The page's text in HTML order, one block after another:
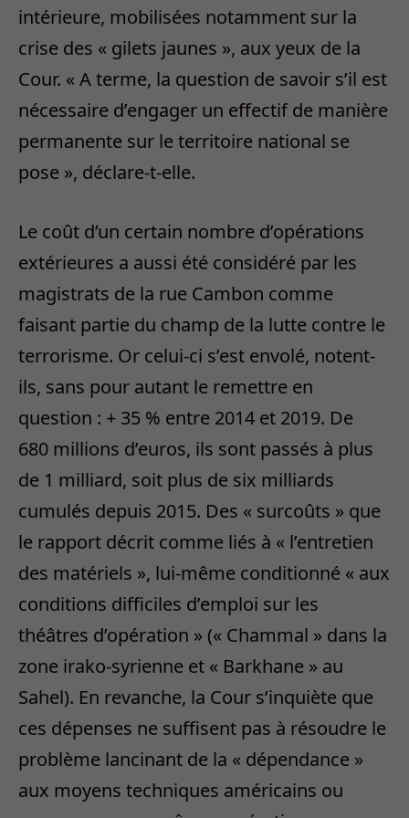
intérieure, mobilisées notamment sur la
crise des « gilets jaunes », aux yeux de la
Cour. « A terme, la question de savoir s’il est
nécessaire d’engager un effectif de manière
permanente sur le territoire national se
pose », déclare-t-elle.
Le coût d’un certain nombre d’opérations
extérieures a aussi été considéré par les
magistrats de la rue Cambon comme
faisant partie du champ de la lutte contre le
terrorisme. Or celui-ci s’est envolé, notent-
ils, sans pour autant le remettre en
question : + 35 % entre 2014 et 2019. De
680 millions d’euros, ils sont passés à plus
de 1 milliard, soit plus de six milliards
cumulés depuis 2015. Des « surcoûts » que
le rapport décrit comme liés à « l’entretien
des matériels », lui-même conditionné « aux
conditions difficiles d’emploi sur les
théâtres d’opération » (« Chammal » dans la
zone irako-syrienne et « Barkhane » au
Sahel). En revanche, la Cour s’inquiète que
ces dépenses ne suffisent pas à résoudre le
problème lancinant de la « dépendance »
aux moyens techniques américains ou